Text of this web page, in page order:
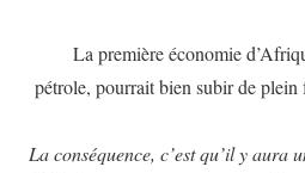
La première économie
pétrole, pourrait bien subir de plein
“La conséquence, c’est qu’il y aura